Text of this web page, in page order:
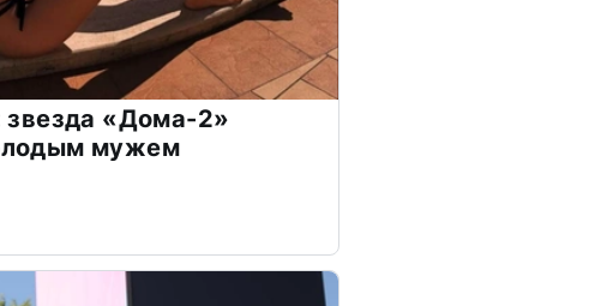
звезда «Дома-2»
мужем